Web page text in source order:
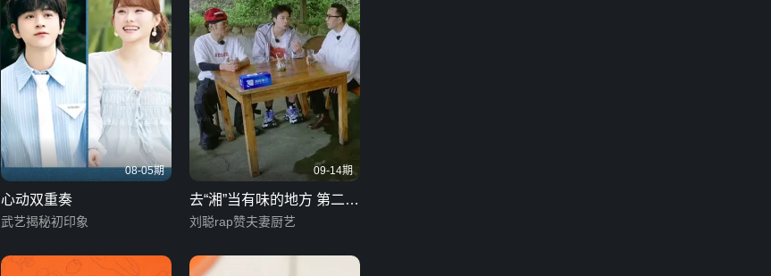
08-05期
心动双重奏
武艺揭秘初印象
09-14期
去“湘”当有味的地方 第二季
湖南话版
刘聪rap赞夫妻厨艺